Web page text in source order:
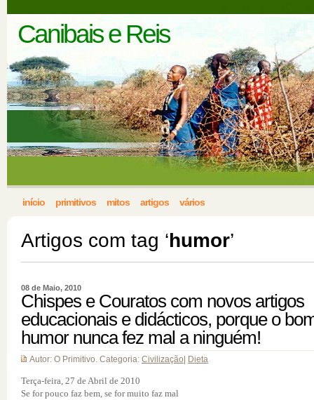
Canibais e Reis
início primitivos mitos artigos vários
Artigos com tag ‘humor’
08 de Maio, 2010
Chispes e Couratos com novos artigos
educacionais e didácticos, porque o
humor nunca fez mal a ninguém!
Autor: O Primitivo. Categoria: Civilização Dieta
Terça-feira, 27 de Abril de 2010
Se for pouco faz bem, se for muito faz mal